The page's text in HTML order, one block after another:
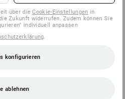
über dieCookie-Einstellungen in
Zukunft widerrufen. Zudem können Sie
individuell anpassen
konfigurieren
ablehnen